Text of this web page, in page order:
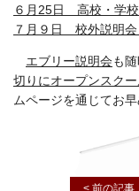
６月25日 高校・学
７月９日 校外説
エブリー説明会も
切りにオープンスク
ムページを通じてお
< 前の記事